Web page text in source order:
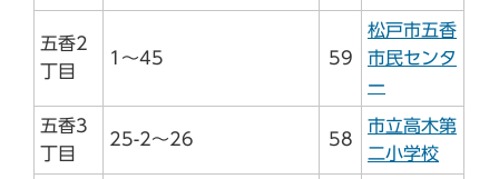
五香2
丁目
1～45 59
松戸市五香
市民センタ
ー
五香3
丁目
25-2～26 58
市立高木第
二小学校